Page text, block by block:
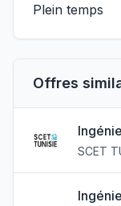
Plein temps
Offres
SCET